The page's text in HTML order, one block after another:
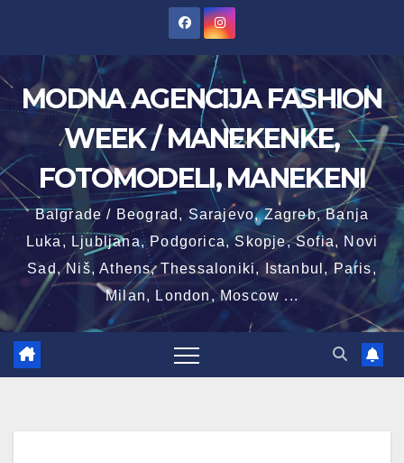
content
MODNA AGENCIJA FASHION
WEEK / MANEKENKE,
FOTOMODELI, MANEKENI
Balgrade / Beograd, Sarajevo, Zagreb, Banja
Luka, Ljubljana, Podgorica, Skopje, Sofia, Novi
Sad, Niš, Athens, Thessaloniki, Istanbul, Paris,
Milan, London, Moscow ...